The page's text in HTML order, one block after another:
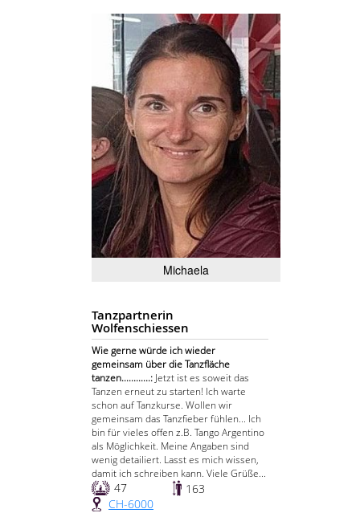
Michaela
Tanzpartnerin
Wolfenschiessen
Wie gerne würde ich wieder
gemeinsam über die Tanzfläche
tanzen............: Jetzt ist es soweit das
Tanzen erneut zu starten! Ich warte
schon auf Tanzkurse. Wollen wir
gemeinsam das Tanzfieber fühlen... Ich
bin für vieles offen z.B. Tango Argentino
als Möglichkeit. Meine Angaben sind
wenig detailiert. Lasst es mich wissen,
damit ich schreiben kann. Viele Grüße...
47
163
CH-6000